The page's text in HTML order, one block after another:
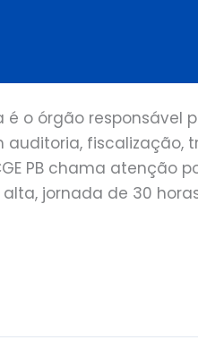
o órgão responsável
fiscalização,
PB chama atenção
jornada de 30